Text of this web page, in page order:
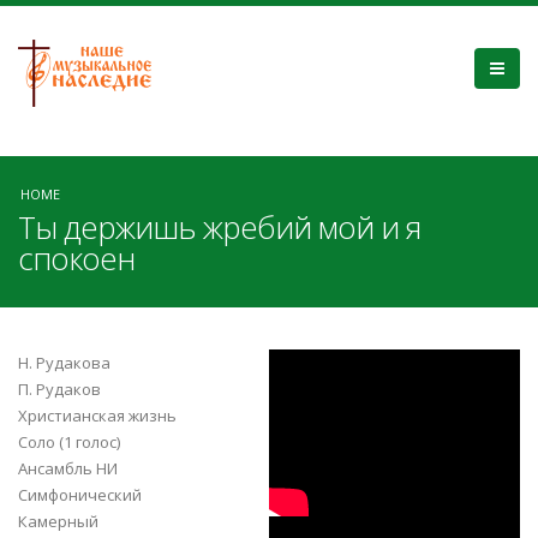
HOME
Ты держишь жребий мой и я
спокоен
Н. Рудакова
П. Рудаков
Христианская жизнь
Соло (1 голос)
Ансамбль НИ
Симфонический
Камерный